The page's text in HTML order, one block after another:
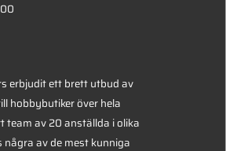
erbjudit ett brett utbud av
hobbybutiker över hela
team av 20 anställda i olika
av de mest kunniga